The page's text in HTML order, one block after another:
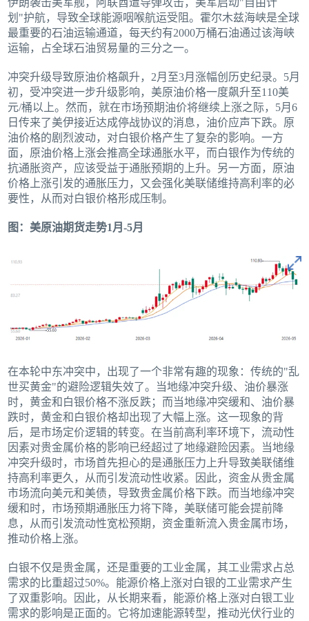
伊朗袭击美军舰，阿联酋遭导弹攻击，美军启动"自由计
划"护航，导致全球能源咽喉航运受阻。霍尔木兹海峡是全球
最重要的石油运输通道，每天约有2000万桶石油通过该海峡
运输，占全球石油贸易量的三分之一。
冲突升级导致原油价格飙升，2月至3月涨幅创历史纪录。5月
初，受冲突进一步升级影响，美原油价格一度飙升至110美
元/桶以上。然而，就在市场预期油价将继续上涨之际，5月6
日传来了美伊接近达成停战协议的消息，油价应声下跌。原
油价格的剧烈波动，对白银价格产生了复杂的影响。一方
面，原油价格上涨会推高全球通胀水平，而白银作为传统的
抗通胀资产，应该受益于通胀预期的上升。另一方面，原油
价格上涨引发的通胀压力，又会强化美联储维持高利率的必
要性，从而对白银价格形成压制。
图：美原油期货走势1月-5月
在本轮中东冲突中，出现了一个非常有趣的现象：传统的"乱
世买黄金"的避险逻辑失效了。当地缘冲突升级、油价暴涨
时，黄金和白银价格不涨反跌；而当地缘冲突缓和、油价暴
跌时，黄金和白银价格却出现了大幅上涨。这一现象的背
后，是市场定价逻辑的转变。在当前高利率环境下，流动性
因素对贵金属价格的影响已经超过了地缘避险因素。当地缘
冲突升级时，市场首先担心的是通胀压力上升导致美联储维
持高利率更久，从而引发流动性收紧。因此，资金从贵金属
市场流向美元和美债，导致贵金属价格下跌。而当地缘冲突
缓和时，市场预期通胀压力将下降，美联储可能会提前降
息，从而引发流动性宽松预期，资金重新流入贵金属市场，
推动价格上涨。
白银不仅是贵金属，还是重要的工业金属，其工业需求占总
需求的比重超过50%。能源价格上涨对白银的工业需求产生
了双重影响。因此，从长期来看，能源价格上涨对白银工业
需求的影响是正面的。它将加速能源转型，推动光伏行业的